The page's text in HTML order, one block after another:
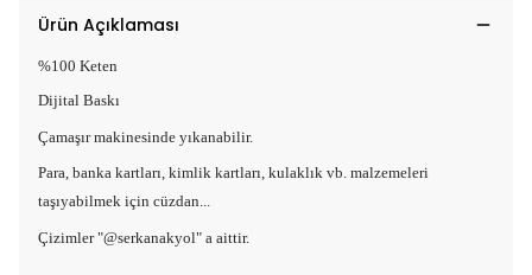
Ürün Açıklaması
%100 Keten
Dijital Baskı
Çamaşır makinesinde yıkanabilir.
Para, banka kartları, kimlik kartları, kulaklık vb. malzemeleri
taşıyabilmek için cüzdan...
Çizimler "@serkanakyol" a aittir.